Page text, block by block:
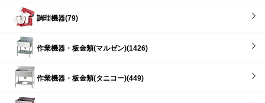
調理機器(79)
作業機器・板金類(マルゼン)(1426)
作業機器・板金類(タニコー)(449)